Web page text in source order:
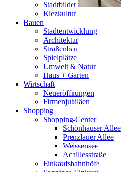
Stadtbilder
Kiezkultur
Bauen
Stadtentwicklung
Architektur
Straßenbau
Spielplätze
Umwelt & Natur
Haus + Garten
Wirtschaft
Neueröffnungen
Firmenjubiläen
Shopping
Shopping-Center
Schönhauser Allee
Prenzlauer Allee
Weissensee
Achillesstraße
Einkaufsbahnhöfe